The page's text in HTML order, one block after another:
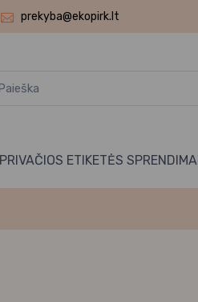
prekyba@ekopirk.lt
PRIVAČIOS ETIKETĖS SPRENDIMAI